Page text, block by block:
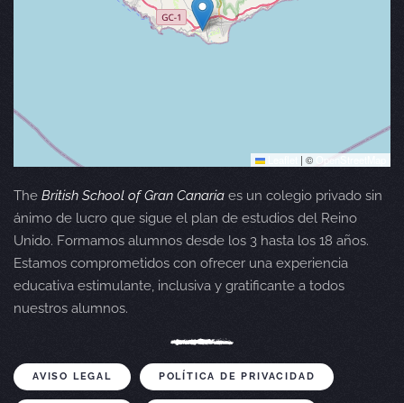
| © OpenStreetMap
The British School of Gran Canaria es un colegio privado sin
ánimo de lucro que sigue el plan de estudios del Reino
Unido. Formamos alumnos desde los 3 hasta los 18 años.
Estamos comprometidos con ofrecer una experiencia
educativa estimulante, inclusiva y gratificante a todos
nuestros alumnos.
AVISO LEGAL POLÍTICA DE PRIVACIDAD